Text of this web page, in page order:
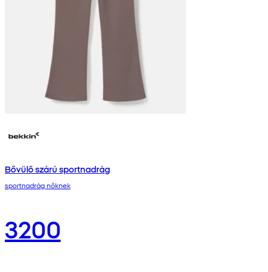
Bővülő szárú sportnadrág
sportnadrág nőknek
3200